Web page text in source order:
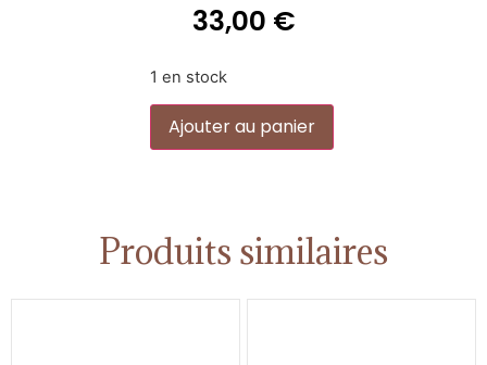
33,00 €
1 en stock
Ajouter au panier
Produits similaires